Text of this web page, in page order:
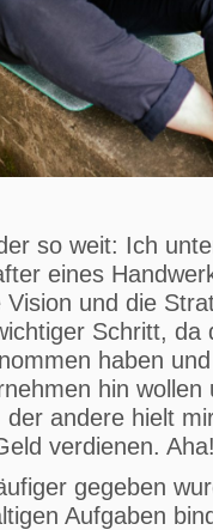
so weit: Ich
eines
und die
Schritt,
haben
hin
andere hielt
verdienen. Aha!
gegeben
Aufgaben